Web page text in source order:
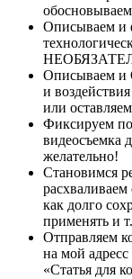
Описываем и
Описываем
и
или
Фиксируем
желательно!
Становимся
как долго
применять и
Отправляем
на мой адресс
«Статья для